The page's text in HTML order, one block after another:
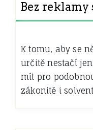
Bez reklamy
K tomu, aby se
určitě nestačí
mít pro
zákonitě i